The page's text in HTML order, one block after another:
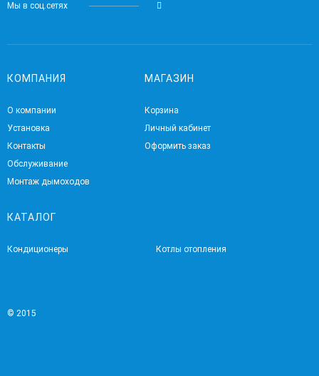
Мы в соц.сетях
КОМПАНИЯ
О компании
Установка
Контакты
Обслуживание
Монтаж дымоходов
МАГАЗИН
Корзина
Личный кабинет
Оформить заказ
КАТАЛОГ
Кондиционеры Котлы отопления
© 2015